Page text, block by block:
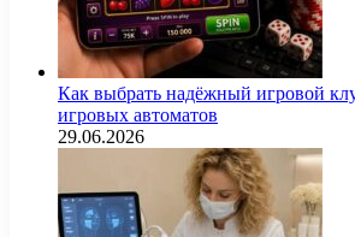
Как выбрать надёжный игровой
игровых автоматов
29.06.2026